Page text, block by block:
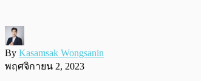
By Kasamsak Wongsanin
พฤศจิกายน 2, 2023